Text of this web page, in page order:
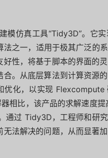
模仿真工具“Tidy3D”。它
之一，适用于极其广泛的
好性，将基于脚本的界面的
合。从底层算法到计算资源
优化，以实现 Flexcompute
相比，该产品的求解速度
通过 Tidy3D，工程师和研
无法解决的问题，从而显著